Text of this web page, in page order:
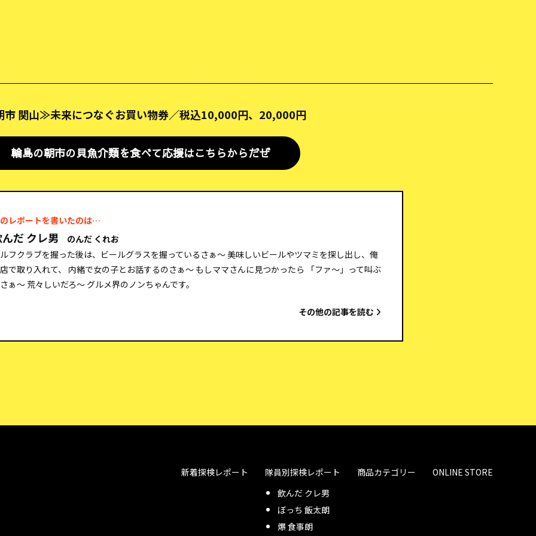
市 関山≫未来につなぐお買い物券／税込10,000円、20,000円
輪島の朝市の貝魚介類を食べて応援はこちらからだぜ
レポートを書いたのは…
だ クレ男
のんだ くれお
フクラブを握った後は、ビールグラスを握っているさぁ～ 美味しいビールやツマミを探し出し、俺
で取り入れて、 内緒で女の子とお話するのさぁ～ もしママさんに見つかったら 「ファ～」って叫ぶ
ぁ～ 荒々しいだろ～ グルメ界のノンちゃんです。
その他の記事を読む
新着探検レポート
隊員別探検レポート
飲んだ クレ男
ぼっち 飯太朗
爆 食事朗
商品カテゴリー ONLINE STORE